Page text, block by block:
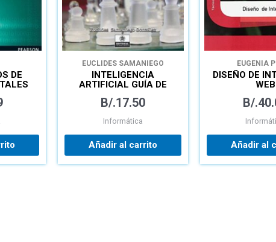
DE
EUCLIDES SAMANIEGO
GONZÁLEZ
INTELIGENCIA
ARTIFICIAL GUÍA DE
LABORATORIOS
B/.17.50
Informática
Añadir al carrito
EUGENIA
MARTÍNEZ
ALTADILL
DISEÑO DE
WEB
B/.
Añadir al